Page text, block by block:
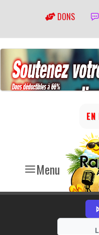
DONS
Menu